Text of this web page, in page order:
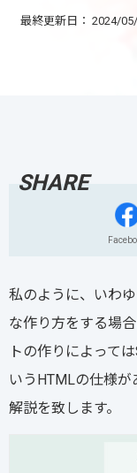
最終更新日： 2024/
私のように、いわ
な作り方をする場
トの作りによって
いうHTMLの仕様が
解説を致します。